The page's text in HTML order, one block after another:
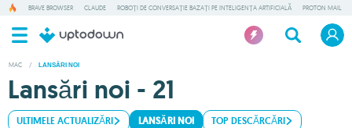
BRAVE BROWSER CLAUDE ROBOȚI DE CONVERSAȚIE BAZAȚI PE INTELIGENȚA ARTIFICIALĂ PROTON MAIL
MAC / LANSĂRI NOI
Lansări noi - 21
ULTIMELE ACTUALIZĂRI LANSĂRI NOI TOP DESCĂRCĂRI